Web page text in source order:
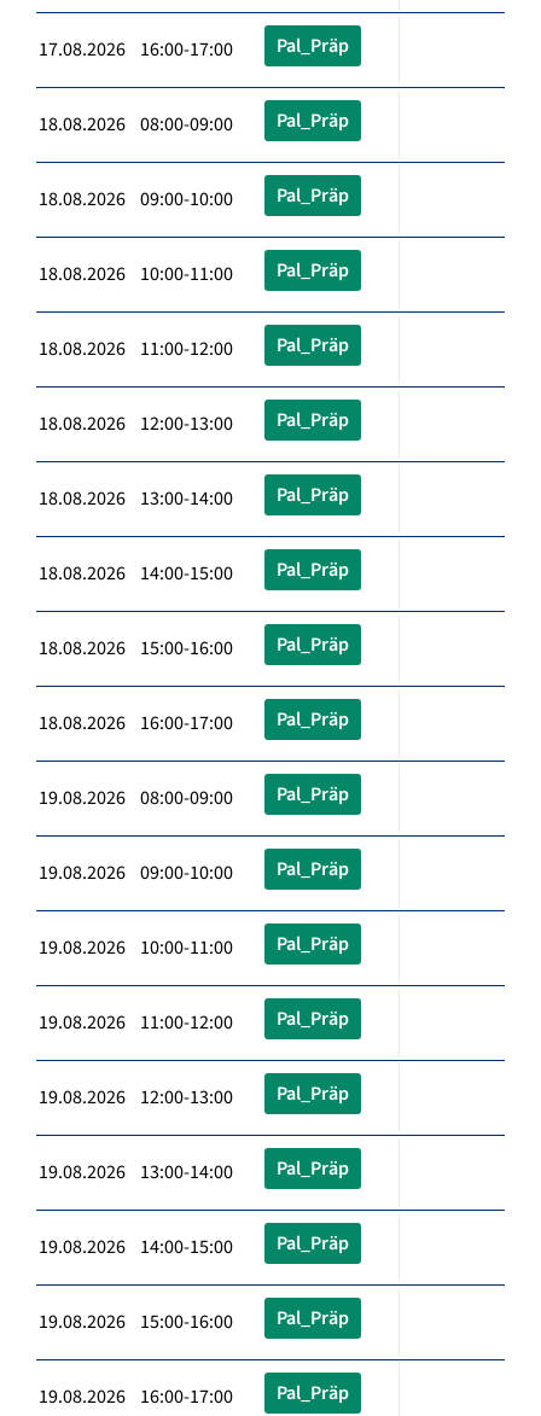
17.08.2026 16:00-17:00 Pal_Präp
18.08.2026 08:00-09:00 Pal_Präp
18.08.2026 09:00-10:00 Pal_Präp
18.08.2026 10:00-11:00 Pal_Präp
18.08.2026 11:00-12:00 Pal_Präp
18.08.2026 12:00-13:00 Pal_Präp
18.08.2026 13:00-14:00 Pal_Präp
18.08.2026 14:00-15:00 Pal_Präp
18.08.2026 15:00-16:00 Pal_Präp
18.08.2026 16:00-17:00 Pal_Präp
19.08.2026 08:00-09:00 Pal_Präp
19.08.2026 09:00-10:00 Pal_Präp
19.08.2026 10:00-11:00 Pal_Präp
19.08.2026 11:00-12:00 Pal_Präp
19.08.2026 12:00-13:00 Pal_Präp
19.08.2026 13:00-14:00 Pal_Präp
19.08.2026 14:00-15:00 Pal_Präp
19.08.2026 15:00-16:00 Pal_Präp
19.08.2026 16:00-17:00 Pal_Präp